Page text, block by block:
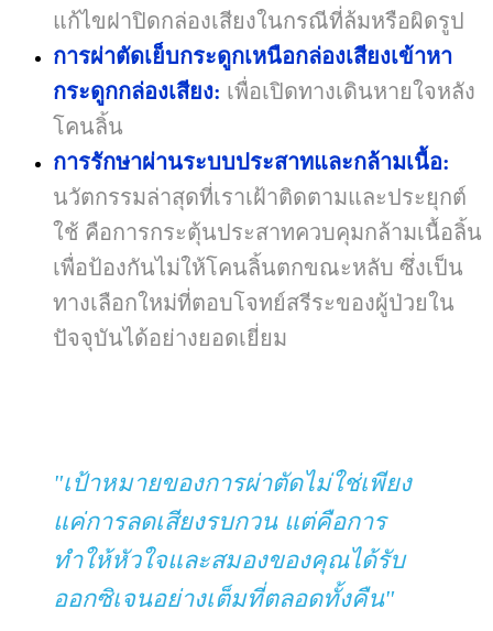
แก้ไขฝาปิดกล่องเสียงในกรณีที่ล้มหรือผิดรูป
การผ่าตัดเย็บกระดูกเหนือกล่องเสียงเข้าหา
กระดูกกล่องเสียง: เพื่อเปิดทางเดินหายใจหลัง
โคนลิ้น
การรักษาผ่านระบบประสาทและกล้ามเนื้อ:
นวัตกรรมล่าสุดที่เราเฝ้าติดตามและประยุกต์
ใช้ คือการกระตุ้นประสาทควบคุมกล้ามเนื้อลิ้น
เพื่อป้องกันไม่ให้โคนลิ้นตกขณะหลับ ซึ่งเป็น
ทางเลือกใหม่ที่ตอบโจทย์สรีระของผู้ป่วยใน
ปัจจุบันได้อย่างยอดเยี่ยม
"เป้าหมายของการผ่าตัดไม่ใช่เพียง
แค่การลดเสียงรบกวน แต่คือการ
ทำให้หัวใจและสมองของคุณได้รับ
ออกซิเจนอย่างเต็มที่ตลอดทั้งคืน"